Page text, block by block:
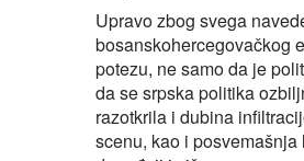
Upravo zbog svega
bosanskohercegovačkog
potezu, ne samo da je
da se srpska politika
razotkrila i dubina
scenu, kao i